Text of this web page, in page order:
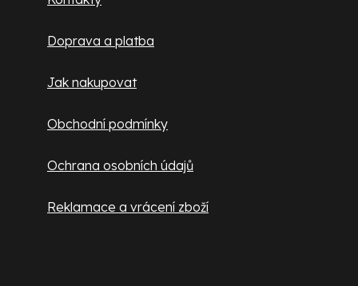
Doprava a platba
Jak nakupovat
Obchodní podmínky
Ochrana osobních údajů
Reklamace a vrácení zboží